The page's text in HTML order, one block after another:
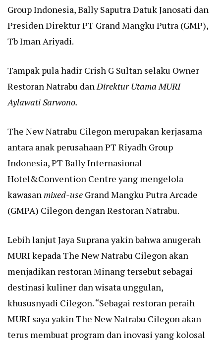
Group Indonesia, Bally Saputra Datuk Janosati dan
Presiden Direktur PT Grand Mangku Putra (GMP),
Tb Iman Ariyadi.
Tampak pula hadir Crish G Sultan selaku Owner
Restoran Natrabu danDirektur Utama MURI
Aylawati Sarwono.
The New Natrabu Cilegon merupakan kerjasama
antara anak perusahaan PT Riyadh Group
Indonesia, PT Bally Internasional
Hotel&Convention Centre yang mengelola
kawasanmixed-use Grand Mangku Putra Arcade
(GMPA) Cilegon dengan Restoran Natrabu.
Lebih lanjut Jaya Suprana yakin bahwa anugerah
MURI kepada The New Natrabu Cilegon akan
menjadikan restoran Minang tersebut sebagai
destinasi kuliner dan wisata unggulan,
khususnyadi Cilegon. “Sebagai restoran peraih
MURI saya yakin The New Natrabu Cilegon akan
terus membuat program dan inovasi yang kolosal